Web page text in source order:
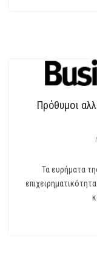
Πρόθυμοι
Τα ευρήματα